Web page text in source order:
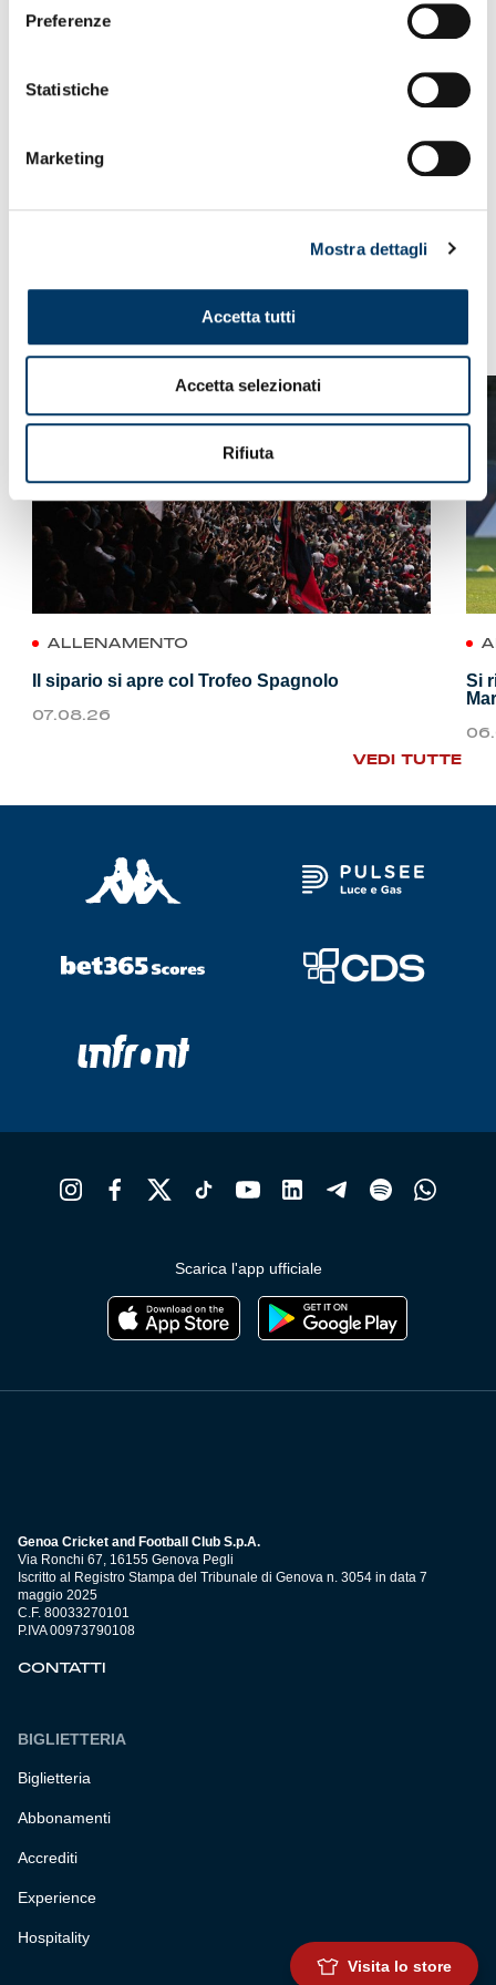
Preferenze
Statistiche
Marketing
Mostra dettagli
Accetta tutti
Accetta selezionati
Rifiuta
VEDI ANCHE
ALLENAMENTO
Il sipario si apre col Trofeo Spagnolo
07.08.26
Si
VEDI TUTTE
Scarica l'app ufficiale
Genoa Cricket and Football Club S.p.A.
Via Ronchi 67, 16155 Genova Pegli
Iscritto al Registro Stampa del Tribunale di Genova n. 3054 in data 7
maggio 2025
C.F. 80033270101
P.IVA 00973790108
CONTATTI
BIGLIETTERIA
Biglietteria
Abbonamenti
Accrediti
Experience
Hospitality
Visita lo store